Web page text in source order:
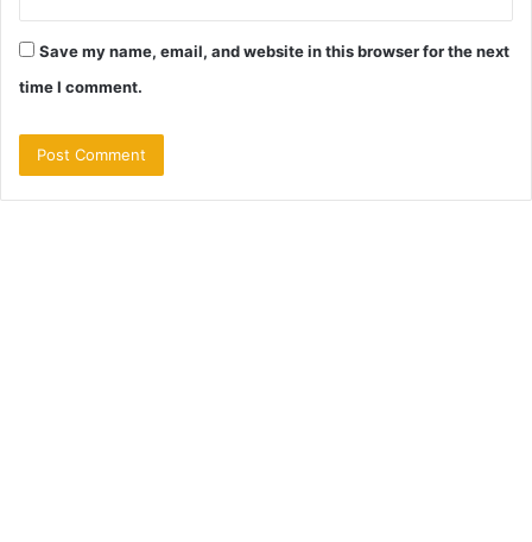
Save my name, email, and website in this browser for the next
time I comment.